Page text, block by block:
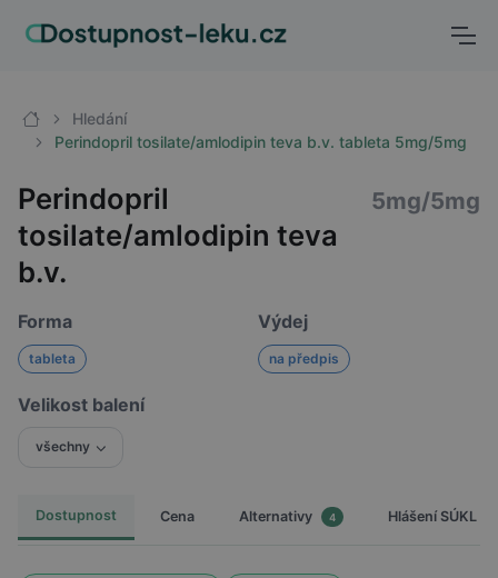
Hledání
Perindopril tosilate/amlodipin teva b.v. tableta 5mg/5mg
Perindopril
tosilate/amlodipin teva
b.v.
5mg/5mg
Forma
tableta
Výdej
na předpis
Velikost balení
všechny
Dostupnost Cena Alternativy 4 Hlášení SÚKL